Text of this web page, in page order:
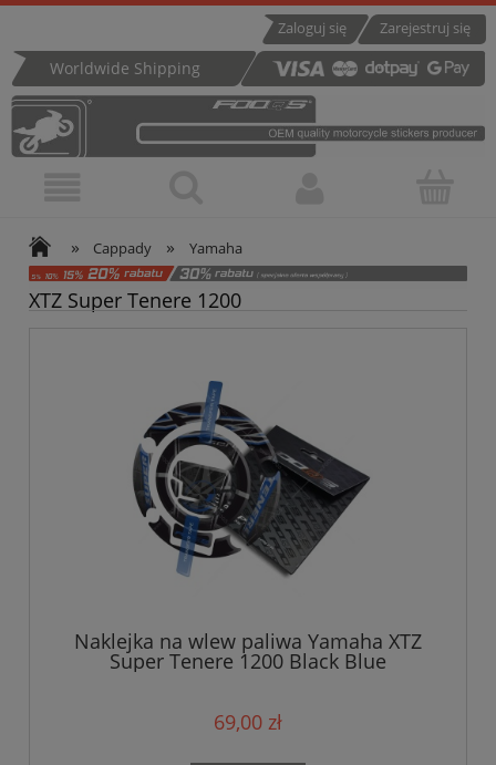
Zarejestruj się
Zaloguj się
Worldwide Shipping
» Cappady » Yamaha
XTZ Super Tenere 1200
Naklejka na wlew paliwa Yamaha XTZ
Super Tenere 1200 Black Blue
69,00 zł